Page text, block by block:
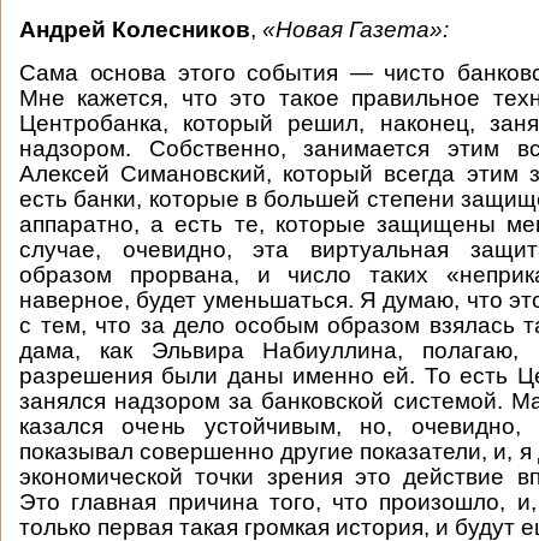
Андрей Колесников, «Новая Газета»:
Сама основа этого события — чисто
Мне кажется, что это такое правильное
Центробанка, который решил, наконец,
надзором. Собственно, занимается этим
Алексей Симановский, который всегда этим
есть банки, которые в большей степени
аппаратно, а есть те, которые защищены
случае, очевидно, эта виртуальная
образом прорвана, и число таких
наверное, будет уменьшаться. Я думаю, что
с тем, что за дело особым образом взялась
дама, как Эльвира Набиуллина, полагаю,
разрешения были даны именно ей. То есть
занялся надзором за банковской системой.
казался очень устойчивым, но, очевидно,
показывал совершенно другие показатели, и,
экономической точки зрения это действие
Это главная причина того, что произошло,
только первая такая громкая история, и будут